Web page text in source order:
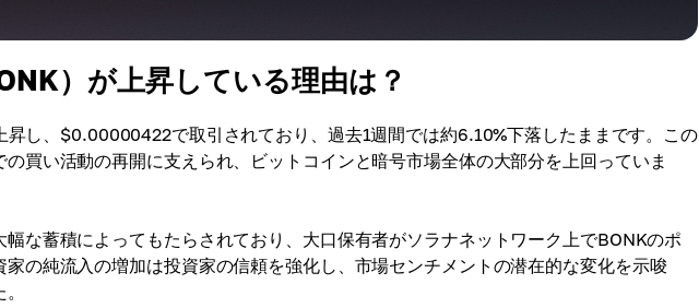
）が上昇している理由は？
し、$0.00000422で取引されており、過去1週間では約6.10%下落したままです。この
買い活動の再開に支えられ、ビットコインと暗号市場全体の大部分を上回っていま
な蓄積によってもたらされており、大口保有者がソラナネットワーク上でBONKのポ
の純流入の増加は投資家の信頼を強化し、市場センチメントの潜在的な変化を示唆